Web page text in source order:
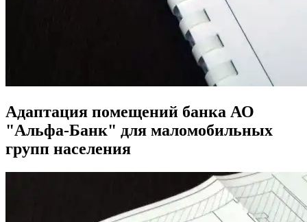
Адаптация помещений банка АО
"Альфа-Банк" для маломобильных
групп населения